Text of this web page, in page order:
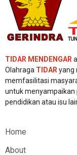
TIDAR MENDENGAR
Olahraga TIDAR yang
memfasilitasi
untuk menyampaikan
pendidikan atau isu
Home
About